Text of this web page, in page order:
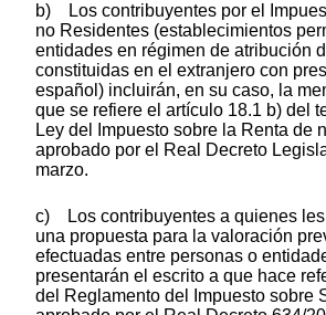
b) Los contribuyentes por el
no Residentes (establecimientos
entidades en régimen de atribución
constituidas en el extranjero con
español) incluirán, en su caso, la
que se refiere el artículo 18.1 b) del
Ley del Impuesto sobre la Renta de
aprobado por el Real Decreto
marzo.
c) Los contribuyentes a quienes
una propuesta para la valoración
efectuadas entre personas o
presentarán el escrito a que hace
del Reglamento del Impuesto sobre